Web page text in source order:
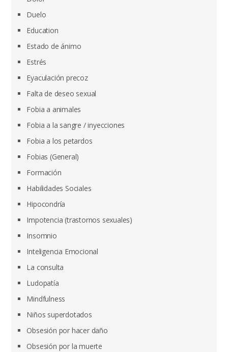
Duelo
Education
Estado de ánimo
Estrés
Eyaculación precoz
Falta de deseo sexual
Fobia a animales
Fobia a la sangre / inyecciones
Fobia a los petardos
Fobias (General)
Formación
Habilidades Sociales
Hipocondría
Impotencia (trastornos sexuales)
Insomnio
Inteligencia Emocional
La consulta
Ludopatía
Mindfulness
Niños superdotados
Obsesión por hacer daño
Obsesión por la muerte